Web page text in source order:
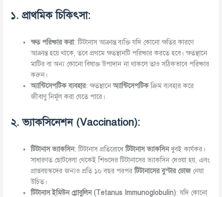
১.প্রাথমিক চিকিৎসা:
ক্ষত পরিষ্কার করা: টিটানাস আক্রান্ত ব্যক্তি যদি কোনো ক্ষতির কারণে
আক্রান্ত হয়ে থাকে, তবে প্রথমে ক্ষতস্থানটি পরিষ্কার করতে হবে। ক্ষতস্থানে
মাটির বা অন্য কোনো বিষাক্ত উপাদান না থাকলে তাও সঠিকভাবে পরিষ্কার
করুন।
অ্যান্টিসেপটিক ব্যবহার: ক্ষতস্থানেঅ্যান্টিসেপটিকক্রিম ব্যবহার করে
জীবাণু নির্মূল করা যেতে পারে।
২.ভ্যাকসিনেশন(Vaccination):
টিটানাস ভ্যাকসিন: টিটানাস প্রতিরোধেটিটানাস ভ্যাকসিনখুবই কার্যকর।
সাধারণত ছোটবেলা থেকেই শিশুদের টিটানাসের ভ্যাকসিন দেওয়া হয়, এবং
প্রাপ্তবয়স্কদের জন্যও প্রতি ১০ বছর পরপরটিটানাসের বুস্টার ডোজনেয়া
উচিত।
টিটানাস ইমিউন গ্লোবুলিন(Tetanus Immunoglobulin): যদি কোনো